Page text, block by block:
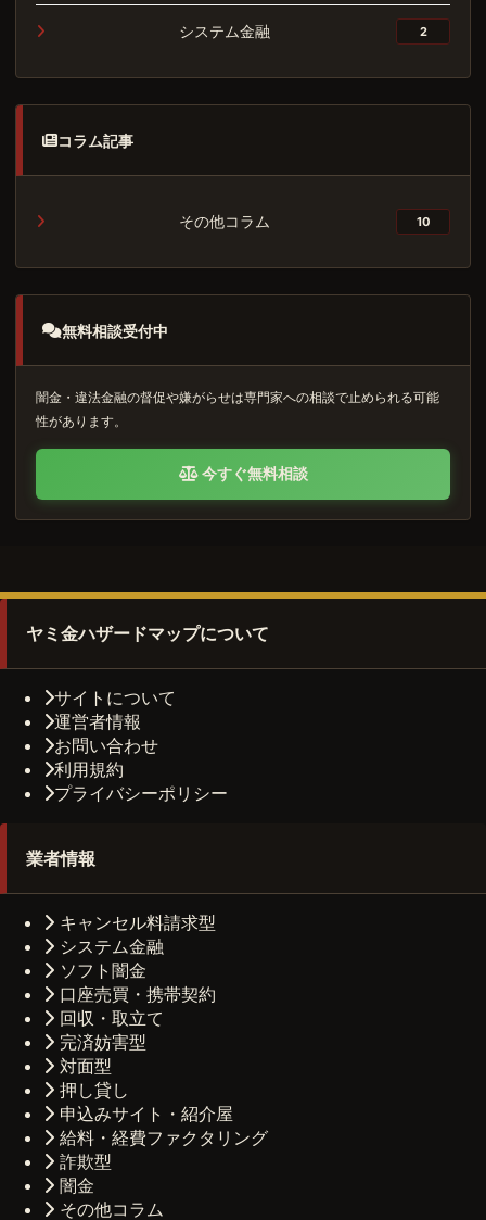
システム金融 2
コラム記事
その他コラム 10
無料相談受付中
闇金・違法金融の督促や嫌がらせは専門家への相談で止められる可能
性があります。
今すぐ無料相談
ヤミ金ハザードマップについて
サイトについて
運営者情報
お問い合わせ
利用規約
プライバシーポリシー
業者情報
キャンセル料請求型
システム金融
ソフト闇金
口座売買・携帯契約
回収・取立て
完済妨害型
対面型
押し貸し
申込みサイト・紹介屋
給料・経費ファクタリング
詐欺型
闇金
その他コラム